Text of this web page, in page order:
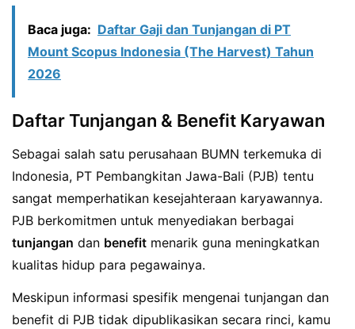
Baca juga: Daftar Gaji dan Tunjangan di PT
Mount Scopus Indonesia (The Harvest) Tahun
2026
Daftar Tunjangan & Benefit Karyawan
Sebagai salah satu perusahaan BUMN terkemuka di
Indonesia, PT Pembangkitan Jawa-Bali (PJB) tentu
sangat memperhatikan kesejahteraan karyawannya.
PJB berkomitmen untuk menyediakan berbagai
tunjangan dan benefit menarik guna meningkatkan
kualitas hidup para pegawainya.
Meskipun informasi spesifik mengenai tunjangan dan
benefit di PJB tidak dipublikasikan secara rinci, kamu